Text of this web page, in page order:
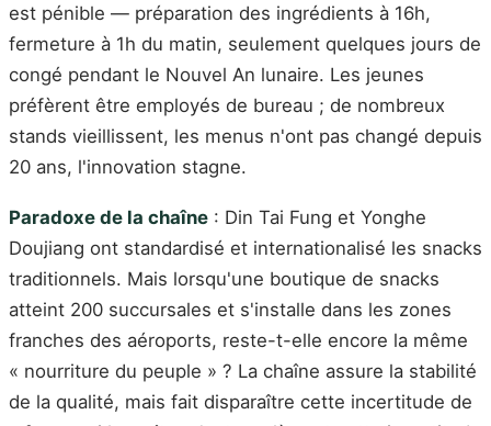
est pénible — préparation des ingrédients à 16h,
fermeture à 1h du matin, seulement quelques jours de
congé pendant le Nouvel An lunaire. Les jeunes
préfèrent être employés de bureau ; de nombreux
stands vieillissent, les menus n'ont pas changé depuis
20 ans, l'innovation stagne.
Paradoxe de la chaîne : Din Tai Fung et Yonghe
Doujiang ont standardisé et internationalisé les snacks
traditionnels. Mais lorsqu'une boutique de snacks
atteint 200 succursales et s'installe dans les zones
franches des aéroports, reste-t-elle encore la même
« nourriture du peuple » ? La chaîne assure la stabilité
de la qualité, mais fait disparaître cette incertitude de